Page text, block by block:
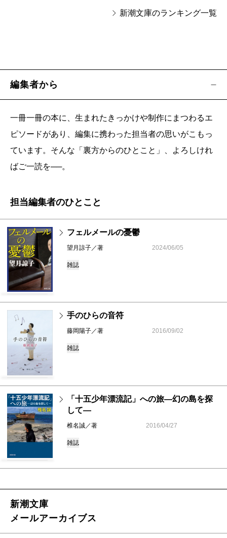
新潮文庫のランキング一覧
編集者から
一冊一冊の本に、生まれたきっかけや制作にまつわるエ
ピソードがあり、編集に携わった担当者の思いがこもっ
ています。そんな「裏方からのひとこと」、よろしけれ
ばご一読を──。
担当編集者のひとこと
フェルメールの憂鬱
望月諒子／著 2024/06/05
雑誌
手のひらの音符
藤岡陽子／著 2016/09/02
雑誌
「十五少年漂流記」への旅―幻の島を探
して―
椎名誠／著 2016/04/27
雑誌
新潮文庫
メールアーカイブス